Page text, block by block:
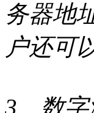
务器地
户还可
3、数